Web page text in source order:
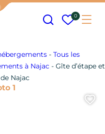
la barre de navigation
Mes
0
- Tous les
à Najac - Gîte d’étape et
Najac
1